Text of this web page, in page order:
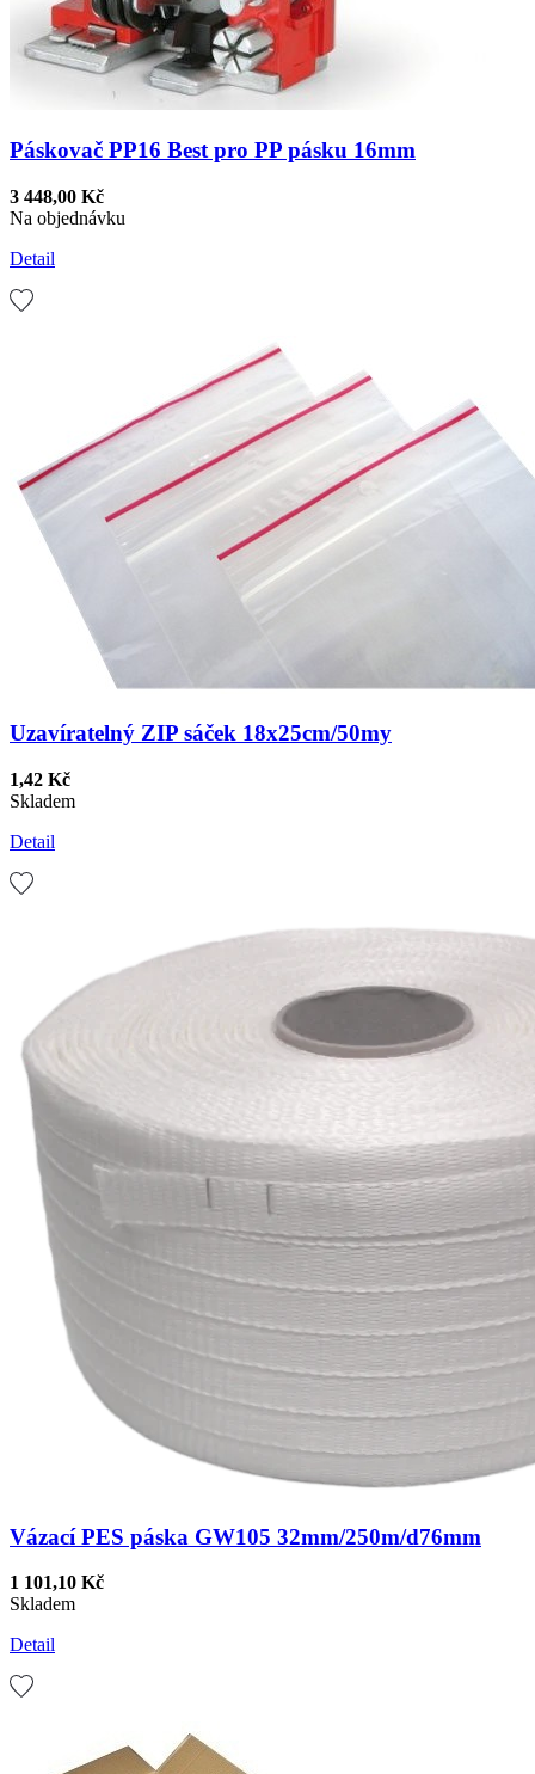
Páskovač PP16 Best pro PP pásku 16mm
3 448,00 Kč
Na objednávku
Detail
Uzavíratelný ZIP sáček 18x25cm/50my
1,42 Kč
Skladem
Detail
Vázací PES páska GW105 32mm/250m/d76mm
1 101,10 Kč
Skladem
Detail